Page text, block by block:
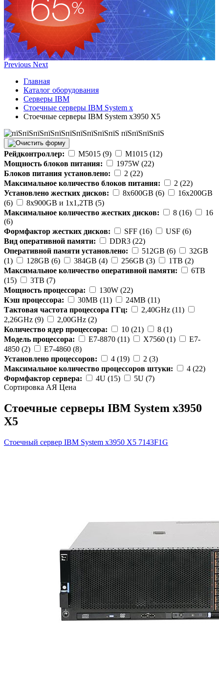
Previous Next
Главная
Каталог оборудования
Серверы IBM
Стоечные серверы IBM System x
Стоечные серверы IBM System x3950 X5
Рейдконтроллер: M5015 (9)
M1015 (12)
Мощность блоков питания:
1975W (22)
Блоков питания установлено:
2 (22)
Максимальное количество блоков питания:
2 (22)
Установлено жестких дисков:
8x600GB (6)
16x200GB
(6)
8x900GB и 1x1,2TB (5)
Максимальное количество жестких дисков:
8 (16)
16
(6)
Формфактор жестких дисков:
SFF (16)
USF (6)
Вид оперативной памяти:
DDR3 (22)
Оперативной памяти установлено:
512GB (6)
32GB
(1)
128GB (6) 384GB (4) 256GB (3)
1TB (2)
Максимальное количество оперативной памяти:
6TB
(15)
3TB (7)
Мощность процессора:
130W (22)
Кэш процессора:
30MB (11)
24MB (11)
Тактовая частота процессора ГГц:
2,40GHz (11)
2,26GHz (9)
2,00GHz (2)
Количество ядер процессора:
10 (21)
8 (1)
Модель процессора:
E7-8870 (11) X7560 (1)
E7-
4850 (2)
E7-4860 (8)
Установлено процессоров:
4 (19)
2 (3)
Максимальное количество процессоров штуки:
4 (22)
Формфактор сервера:
4U (15)
5U (7)
Сортировка АЯ Ценa
Стоечные серверы IBM System x3950
X5
Стоечный сервер IBM System x3950 X5 7143F1G